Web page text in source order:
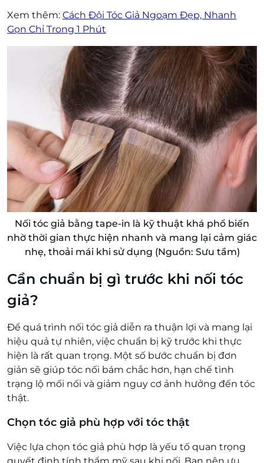
Xem thêm: Cách Đội Tóc Giả Ngoạm Đẹp, Nhanh
Gọn Chỉ Trong 1 Phút
Nối tóc giả bằng tape-in là kỹ thuật khá phổ biến
nhờ thời gian thực hiện nhanh và mang lại cảm giác
nhẹ, thoải mái khi sử dụng (Nguồn: Sưu tầm)
Cần chuẩn bị gì trước khi nối tóc
giả?
Để quá trình nối tóc giả diễn ra thuận lợi và mang lại
hiệu quả tự nhiên, việc chuẩn bị kỹ trước khi thực
hiện là rất quan trọng. Một số bước chuẩn bị đơn
giản sẽ giúp tóc nối bám chắc hơn, hạn chế tình
trạng lộ mối nối và giảm nguy cơ ảnh hưởng đến tóc
thật.
Chọn tóc giả phù hợp với tóc thật
Việc lựa chọn tóc giả phù hợp là yếu tố quan trọng